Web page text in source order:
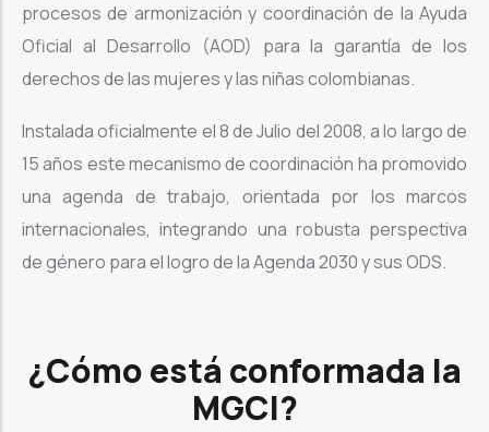
procesos de armonización y coordinación de la Ayuda
Oficial al Desarrollo (AOD) para la garantía de los
derechos de las mujeres y las niñas colombianas.
Instalada oficialmente el 8 de Julio del 2008, a lo largo de
15 años este mecanismo de coordinación ha promovido
una agenda de trabajo, orientada por los marcos
internacionales, integrando una robusta perspectiva
de género para el logro de la Agenda 2030 y sus ODS.
¿Cómo está conformada la
MGCI?